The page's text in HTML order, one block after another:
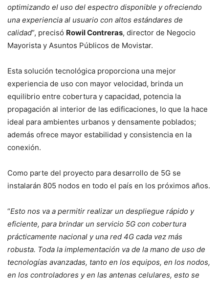
optimizando el uso del espectro disponible y ofreciendo
una experiencia al usuario con altos estándares de
calidad”, precisó Rowil Contreras, director de Negocio
Mayorista y Asuntos Públicos de Movistar.
Esta solución tecnológica proporciona una mejor
experiencia de uso con mayor velocidad, brinda un
equilibrio entre cobertura y capacidad, potencia la
propagación al interior de las edificaciones, lo que la hace
ideal para ambientes urbanos y densamente poblados;
además ofrece mayor estabilidad y consistencia en la
conexión.
Como parte del proyecto para desarrollo de 5G se
instalarán 805 nodos en todo el país en los próximos años.
“Esto nos va a permitir realizar un despliegue rápido y
eficiente, para brindar un servicio 5G con cobertura
prácticamente nacional y una red 4G cada vez más
robusta. Toda la implementación va de la mano de uso de
tecnologías avanzadas, tanto en los equipos, en los nodos,
en los controladores y en las antenas celulares, esto se